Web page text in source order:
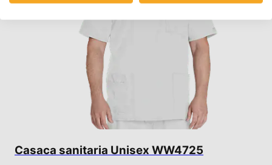
Casaca sanitaria Unisex WW4725